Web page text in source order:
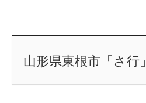
山形県東根市「さ行」